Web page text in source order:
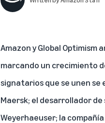
Amazon y Global Optimism
marcando un crecimiento
signatarios que se unen se
Maersk; el desarrollador
Weyerhaeuser; la